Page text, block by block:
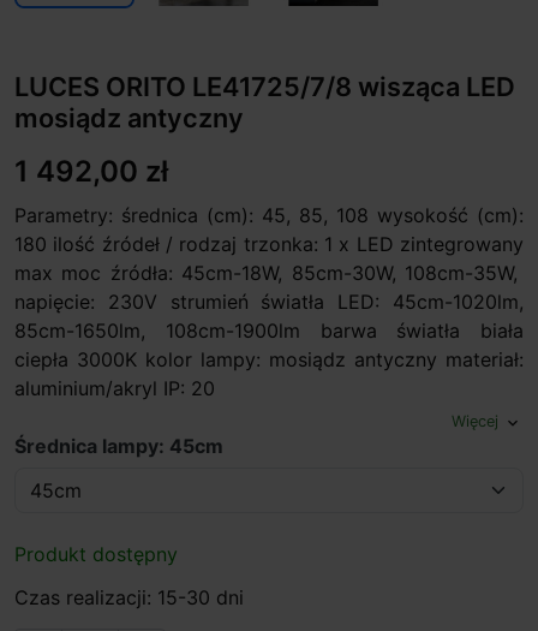
LUCES ORITO LE41725/7/8 wisząca LED
mosiądz antyczny
1 492,00 zł
Parametry: średnica (cm): 45, 85, 108 wysokość (cm):
180 ilość źródeł / rodzaj trzonka: 1 x LED zintegrowany
max moc źródła: 45cm-18W, 85cm-30W, 108cm-35W,
napięcie: 230V strumień światła LED: 45cm-1020lm,
85cm-1650lm, 108cm-1900lm barwa światła biała
ciepła 3000K kolor lampy: mosiądz antyczny materiał:
aluminium/akryl IP: 20
Więcej expand_more
Średnica lampy: 45cm
Produkt dostępny
Czas realizacji: 15-30 dni